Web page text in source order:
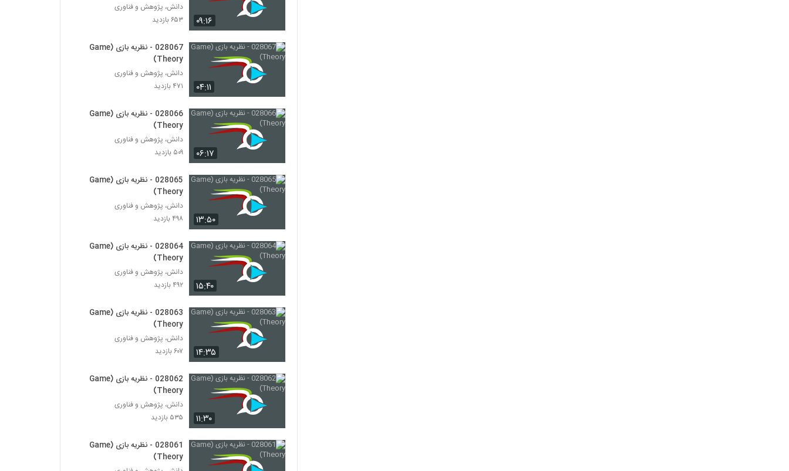
028067 - نظریه بازی (Game Theory)
۴۷۱ بازدید
028068 - نظریه بازی (Game Theory)
028069 - نظریه بازی (Game Theory)
۵۳۰ بازدید
028070 - نظریه بازی (Game Theory)
۵۶۸ بازدید
028071 - نظریه بازی (Game Theory)
۴۸۲ بازدید
028072 - نظریه بازی (Game Theory)
۶۶۸ بازدید
028073 - نظریه بازی (Game Theory)
۵۱۱ بازدید
028074 - نظریه بازی (Game Theory)
028075 - نظریه بازی (Game Theory)
۵۵۳ بازدید
028076 - تفکر سیستمی (Systems
Thinking)
۰۹:۱۶
دانش، پژوهش و فناوری
۶۵۳ بازدید
۰۴:۱۱
028067 - نظریه بازی (Game
Theory)
دانش، پژوهش و فناوری
۴۷۱ بازدید
۰۶:۱۷
028066 - نظریه بازی (Game
Theory)
دانش، پژوهش و فناوری
۵۰۹ بازدید
۱۳:۵۰
028065 - نظریه بازی (Game
Theory)
دانش، پژوهش و فناوری
۴۹۸ بازدید
۱۵:۴۰
028064 - نظریه بازی (Game
Theory)
دانش، پژوهش و فناوری
۴۹۲ بازدید
۱۴:۳۵
028063 - نظریه بازی (Game
Theory)
دانش، پژوهش و فناوری
۶۰۷ بازدید
۱۱:۳۰
028062 - نظریه بازی (Game
Theory)
دانش، پژوهش و فناوری
۵۳۵ بازدید
028061 - نظریه بازی (Game
Theory)